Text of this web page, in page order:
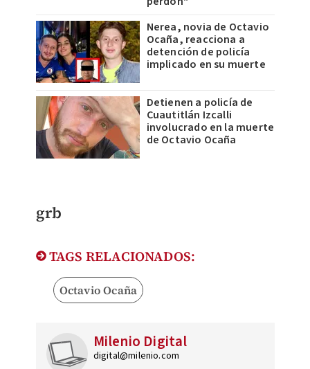
Nerea, novia de Octavio
Ocaña, reacciona a
detención de policía
implicado en su muerte
Detienen a policía de
Cuautitlán Izcalli
involucrado en la muerte
de Octavio Ocaña
grb
TAGS RELACIONADOS:
Octavio Ocaña
Milenio Digital
digital@milenio.com